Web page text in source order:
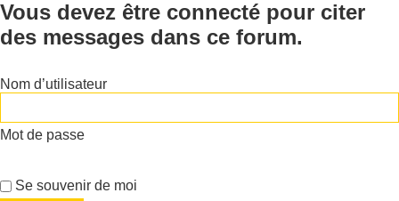
Vous devez être connecté pour citer
des messages dans ce forum.
Nom d’utilisateur
Mot de passe
Se souvenir de moi